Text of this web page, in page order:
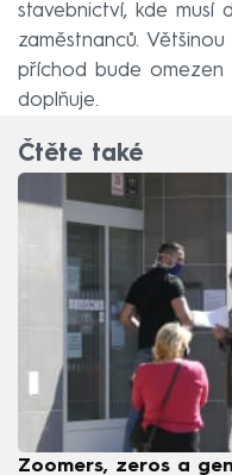
stavebnictví, kde musí
zaměstnanců.
příchod bude omezen
doplňuje.
Čtěte také
Zoomers, zeros a